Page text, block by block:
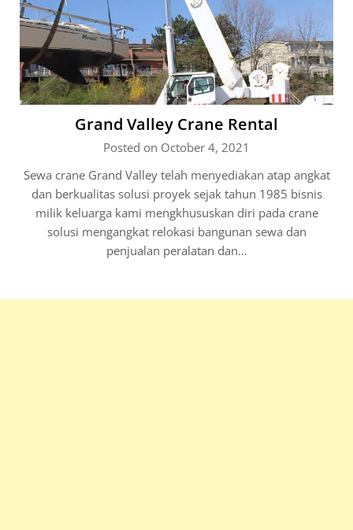
Grand Valley Crane Rental
Posted on October 4, 2021
Sewa crane Grand Valley telah menyediakan atap angkat
dan berkualitas solusi proyek sejak tahun 1985 bisnis
milik keluarga kami mengkhususkan diri pada crane
solusi mengangkat relokasi bangunan sewa dan
penjualan peralatan dan…